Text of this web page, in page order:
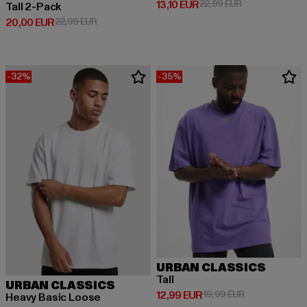
Tall 2-Pack
20,00 EUR
Derzeitiger Preis: 20,00 EUR
22,99 EURAktionspreis: 22,99 EUR
13,10 EUR
Derzeitiger Preis: 13,10 EUR
22,99 EURAktionspreis:
-32%
URBAN CLASSICS
Heavy Basic Loose
-35%
URBAN CLASSICS
Tall
12,99 EUR
Derzeitiger Preis: 12,99 EUR
19,99 EURAktionspreis: